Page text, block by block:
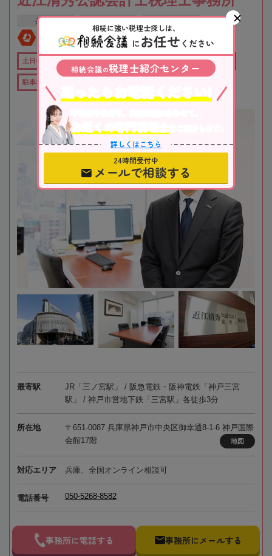
兵庫県 神戸市 三ノ宮駅
全国対応 初回相談無料
土日祝OK オンライン相談可 役所から近い 職歴20年以上
駐車場あり
最寄駅
JR「三ノ宮駅」 / 阪急電鉄・阪神電鉄「神戸三宮
駅」 / 神戸市営地下鉄「三宮駅」各徒歩3分
所在地
〒651-0087 兵庫県神戸市中央区御幸通8-1-6 神戸国際
会館17階
地図
対応エリア 兵庫、全国オンライン相談可
電話番号 050-5268-8582
事務所に電話する 事務所にメールする
相続に強い税理士探しは、
にお任せ ください
相続会議の税理士紹介センター
不動産や株式等、相続資産に合わせて、
お近くの専門税理士
をご紹介します。
詳しくはこちら
24時間受付中
メールで相談する